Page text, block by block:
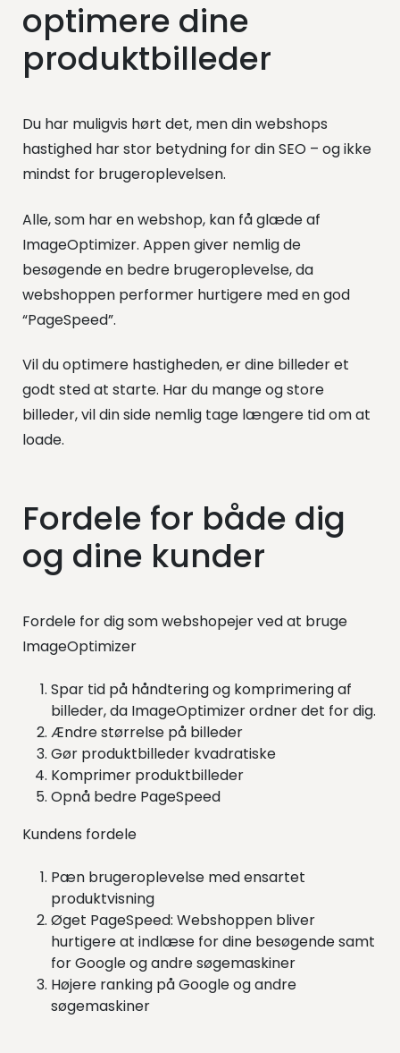
optimere dine
produktbilleder
Du har muligvis hørt det, men din webshops
hastighed har stor betydning for din SEO – og ikke
mindst for brugeroplevelsen.
Alle, som har en webshop, kan få glæde af
ImageOptimizer. Appen giver nemlig de
besøgende en bedre brugeroplevelse, da
webshoppen performer hurtigere med en god
“PageSpeed”.
Vil du optimere hastigheden, er dine billeder et
godt sted at starte. Har du mange og store
billeder, vil din side nemlig tage længere tid om at
loade.
Fordele for både dig
og dine kunder
Fordele for dig som webshopejer ved at bruge
ImageOptimizer
Spar tid på håndtering og komprimering af
billeder, da ImageOptimizer ordner det for dig.
Ændre størrelse på billeder
Gør produktbilleder kvadratiske
Komprimer produktbilleder
Opnå bedre PageSpeed
Kundens fordele
Pæn brugeroplevelse med ensartet
produktvisning
Øget PageSpeed: Webshoppen bliver
hurtigere at indlæse for dine besøgende samt
for Google og andre søgemaskiner
Højere ranking på Google og andre
søgemaskiner